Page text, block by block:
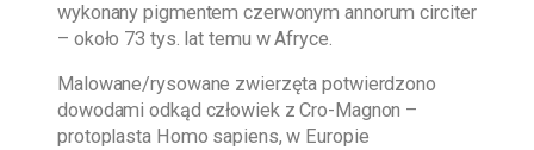
wykonany pigmentem czerwonym annorum circiter
– około 73 tys. lat temu w Afryce.
Malowane/rysowane zwierzęta potwierdzono
dowodami odkąd człowiek z Cro-Magnon –
protoplasta Homo sapiens, w Europie